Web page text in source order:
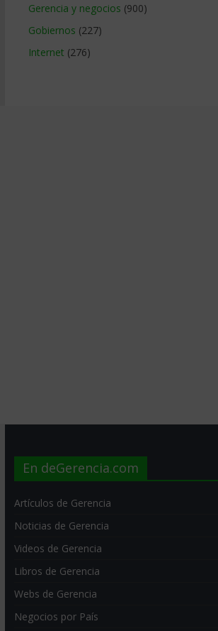
Gerencia y negocios (900)
Gobiernos (227)
Internet (276)
En deGerencia.com
Artículos de Gerencia
Noticias de Gerencia
Videos de Gerencia
Libros de Gerencia
Webs de Gerencia
Negocios por País